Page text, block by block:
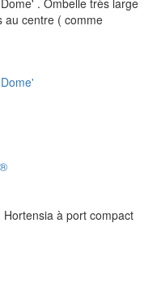
au centre ( comme
à port compact